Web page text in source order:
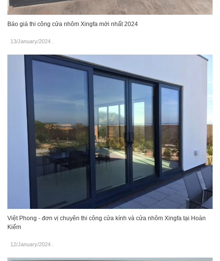
Báo giá thi công cửa nhôm Xingfa mới nhất 2024
13/January/2024
Việt Phong - đơn vị chuyên thi công cửa kính và cửa nhôm Xingfa tại Hoàn
Kiếm
12/January/2024